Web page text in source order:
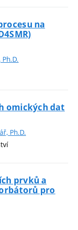
na
omických dat
Ph.D.
prvků a
pro